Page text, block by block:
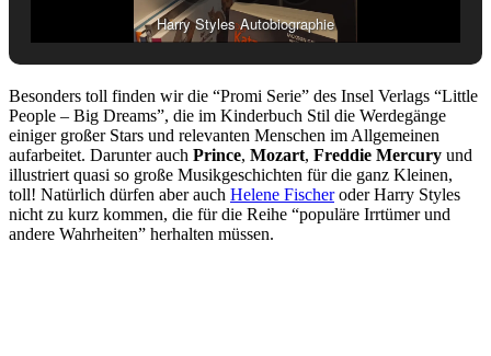
Harry Styles Autobiographie
Besonders toll finden wir die “Promi Serie” des Insel Verlags “Little
People – Big Dreams”, die im Kinderbuch Stil die Werdegänge
einiger großer Stars und relevanten Menschen im Allgemeinen
aufarbeitet. Darunter auch Prince, Mozart, Freddie Mercury und
illustriert quasi so große Musikgeschichten für die ganz Kleinen,
toll! Natürlich dürfen aber auch Helene Fischeroder Harry Styles
nicht zu kurz kommen, die für die Reihe “populäre Irrtümer und
andere Wahrheiten” herhalten müssen.